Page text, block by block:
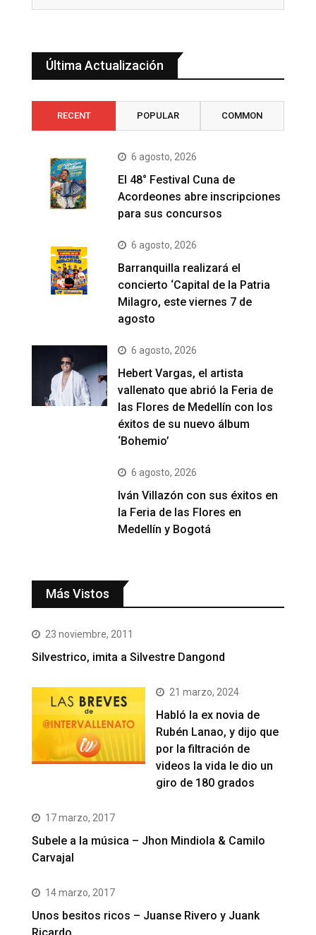
Última Actualización
RECENT POPULAR COMMON
6 agosto, 2026
El 48° Festival Cuna de
Acordeones abre inscripciones
para sus concursos
6 agosto, 2026
Barranquilla realizará el
concierto ‘Capital de la Patria
Milagro, este viernes 7 de
agosto
6 agosto, 2026
Hebert Vargas, el artista
vallenato que abrió la Feria de
las Flores de Medellín con los
éxitos de su nuevo álbum
‘Bohemio’
6 agosto, 2026
Iván Villazón con sus éxitos en
la Feria de las Flores en
Medellín y Bogotá
Más Vistos
23 noviembre, 2011
Silvestrico, imita a Silvestre Dangond
21 marzo, 2024
Habló la ex novia de
Rubén Lanao, y dijo que
por la filtración de
videos la vida le dio un
giro de 180 grados
17 marzo, 2017
Subele a la música – Jhon Mindiola & Camilo
Carvajal
14 marzo, 2017
Unos besitos ricos – Juanse Rivero y Juank